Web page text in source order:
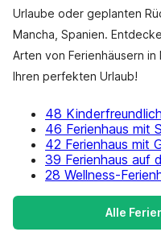
Urlaube oder geplanten
Mancha, Spanien.
Arten von Ferienhäusern
Ihren perfekten Urlaub!
48
46 Ferienhaus mit
42 Ferienhaus mit
39 Ferienhaus auf
28 Wellness-
Alle